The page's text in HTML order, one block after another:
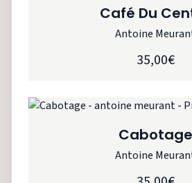
Café Du
Antoine
35,00€
Cabotage
Antoine